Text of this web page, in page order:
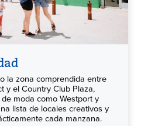
la zona comprendida entre
y el Country Club Plaza,
moda como Westport y
lista de locales creativos y
cada manzana.